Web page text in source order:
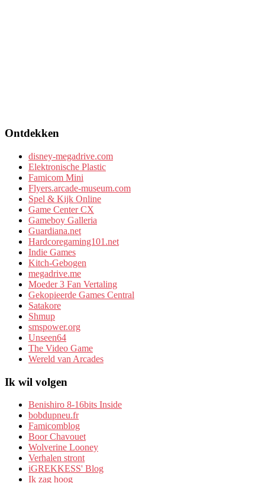
Ontdekken
disney-megadrive.com
Elektronische Plastic
Famicom Mini
Flyers.arcade-museum.com
Spel & Kijk Online
Game Center CX
Gameboy Galleria
Guardiana.net
Hardcoregaming101.net
Indie Games
Kitch-Gebogen
megadrive.me
Moeder 3 Fan Vertaling
Gekopieerde Games Central
Satakore
Shmup
smspower.org
Unseen64
The Video Game
Wereld van Arcades
Ik wil volgen
Benishiro 8-16bits Inside
bobdupneu.fr
Famicomblog
Boor Chavouet
Wolverine Looney
Verhalen stront
iGREKKESS' Blog
Ik zag hoog